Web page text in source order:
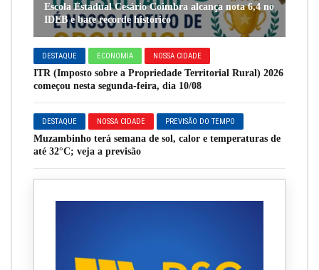
Escola Estadual Cesário Coimbra alcança nota 6,4 no
IDEB e bate recorde histórico
DESTAQUE ECONOMIA NOSSA CIDADE
ITR (Imposto sobre a Propriedade Territorial Rural) 2026
começou nesta segunda-feira, dia 10/08
DESTAQUE NOSSA CIDADE PREVISÃO DO TEMPO
Muzambinho terá semana de sol, calor e temperaturas de
até 32°C; veja a previsão